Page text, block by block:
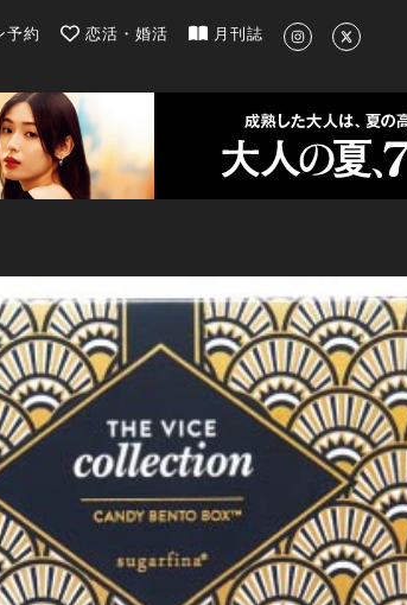
| 最新のグルメ、洗練されたライフスタイル情報
予約 恋活・婚活 月刊誌